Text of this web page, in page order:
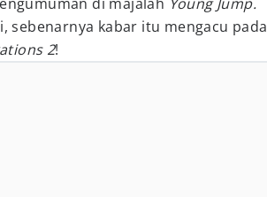
sebenarnya kabar itu mengacu pada
2!